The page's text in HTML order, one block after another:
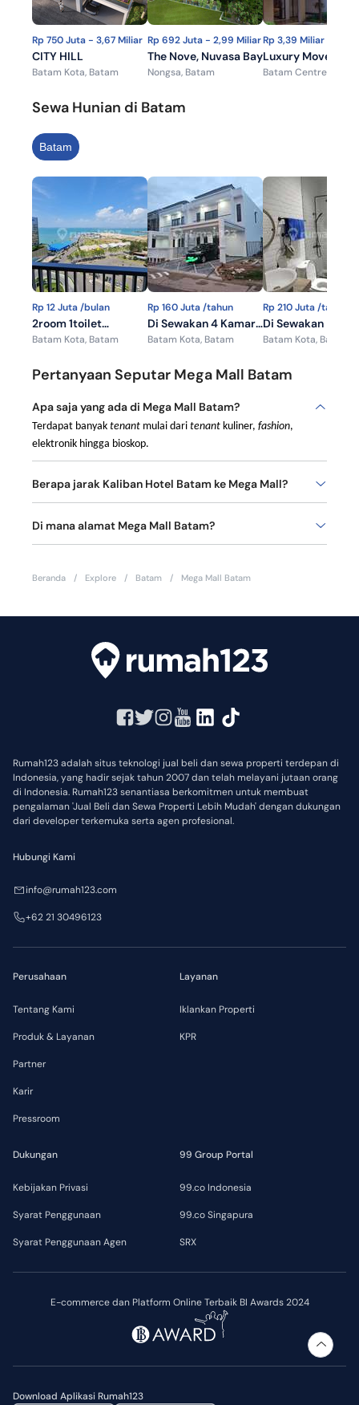
Rp 750 Juta - 3,67 Miliar
CITY HILL
Batam Kota, Batam
Rp 692 Juta - 2,99 Miliar
The Nove, Nuvasa Bay
Nongsa, Batam
Rp 3,39 Miliar
Luxury Move-In
Ready Home In A
Batam Centre,
Sewa Hunian di Batam
Batam
Rp 12 Juta /bulan
2room 1toilet
Harbour Bay
Fuly Furnish
12jt/month
Batam Kota, Batam
Rp 160 Juta /tahun
Di Sewakan 4 Kamar
5 Toilet Rumah Elite
Residence 2
Batam Kota, Batam
Rp 210 Juta /tahun
Di Sewakan
Elite Sukajadi
Furnished
Batam Kota, Batam
Pertanyaan Seputar Mega Mall Batam
Apa saja yang ada di Mega Mall Batam?
Terdapat banyak tenant mulai dari tenant kuliner, fashion,
elektronik hingga bioskop.
Berapa jarak Kaliban Hotel Batam ke Mega Mall?
Jarak antara keduanya hanya 2.1 km atau 6 menit berkendara
Di mana alamat Mega Mall Batam?
Di Jalan Engku Putri No.1, Belian, Kecamatan Batam, Kota
Batam, Kepulauan Riau.
Beranda / Explore / Batam / Mega Mall Batam
Rumah123 adalah situs teknologi jual beli dan sewa properti terdepan di
Indonesia, yang hadir sejak tahun 2007 dan telah melayani jutaan orang
di Indonesia. Rumah123 senantiasa berkomitmen untuk membuat
pengalaman 'Jual Beli dan Sewa Properti Lebih Mudah' dengan dukungan
dari developer terkemuka serta agen profesional.
E-commerce dan Platform Online Terbaik BI Awards 2024
Download Aplikasi Rumah123
Perusahaan
Tentang Kami
Produk & Layanan
Partner
Karir
Pressroom
Layanan
Iklankan Properti
KPR
Dukungan
Kebijakan Privasi
Syarat Penggunaan
Syarat Penggunaan Agen
99 Group Portal
99.co Indonesia
99.co Singapura
SRX
Hubungi Kami
info@rumah123.com
+62 21 30496123